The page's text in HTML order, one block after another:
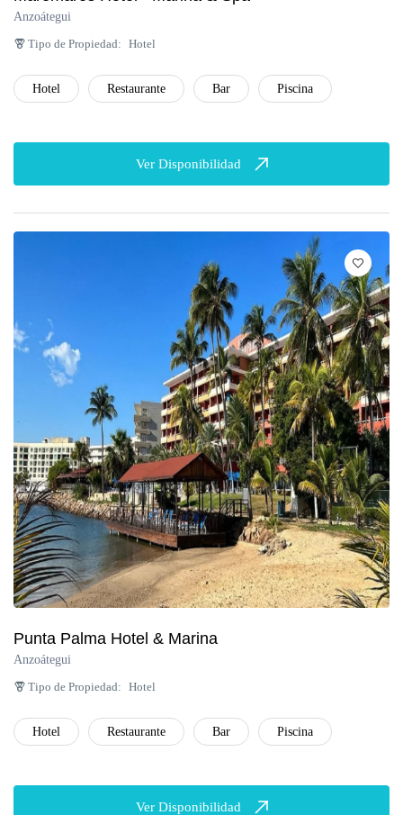
Anzoátegui
Tipo de Propiedad: Hotel
Hotel Restaurante Bar Piscina
Ver Disponibilidad
Punta Palma Hotel & Marina
Anzoátegui
Tipo de Propiedad: Hotel
Hotel Restaurante Bar Piscina
Ver Disponibilidad